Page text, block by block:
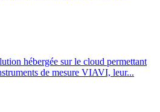
hébergée sur le cloud permettant
de mesure VIAVI, leur...